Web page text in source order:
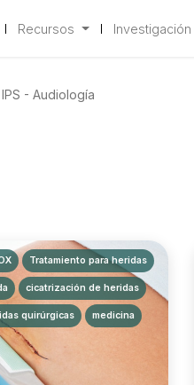
Recursos Investigación
- Audiología
Tratamiento para heridas
cicatrización de heridas
quirúrgicas medicina